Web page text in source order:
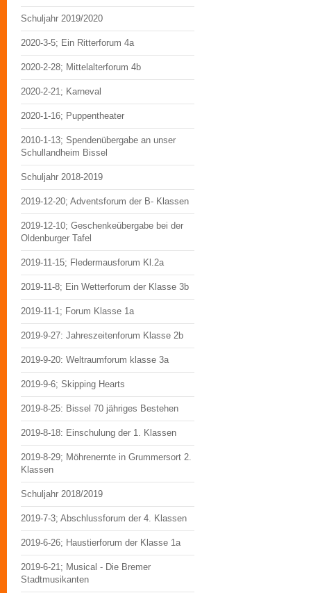
Schuljahr 2019/2020
2020-3-5; Ein Ritterforum 4a
2020-2-28; Mittelalterforum 4b
2020-2-21; Karneval
2020-1-16; Puppentheater
2010-1-13; Spendenübergabe an unser
Schullandheim Bissel
Schuljahr 2018-2019
2019-12-20; Adventsforum der B- Klassen
2019-12-10; Geschenkeübergabe bei der
Oldenburger Tafel
2019-11-15; Fledermausforum Kl.2a
2019-11-8; Ein Wetterforum der Klasse 3b
2019-11-1; Forum Klasse 1a
2019-9-27: Jahreszeitenforum Klasse 2b
2019-9-20: Weltraumforum klasse 3a
2019-9-6; Skipping Hearts
2019-8-25: Bissel 70 jähriges Bestehen
2019-8-18: Einschulung der 1. Klassen
2019-8-29; Möhrenernte in Grummersort 2.
Klassen
Schuljahr 2018/2019
2019-7-3; Abschlussforum der 4. Klassen
2019-6-26; Haustierforum der Klasse 1a
2019-6-21; Musical - Die Bremer
Stadtmusikanten